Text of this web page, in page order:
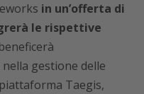
in un’offerta di
le rispettive
nella gestione delle
Taegis,